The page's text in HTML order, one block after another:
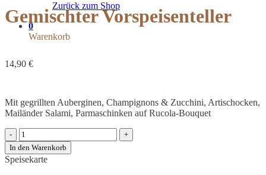
Zurück zum Shop
0
Warenkorb
Gemischter Vorspeisenteller
14,90 €
Mit gegrillten Auberginen, Champignons & Zucchini, Artischocken,
Mailänder Salami, Parmaschinken auf Rucola-Bouquet
Gemischter
Vorspeisenteller
Menge
In den Warenkorb
Speisekarte